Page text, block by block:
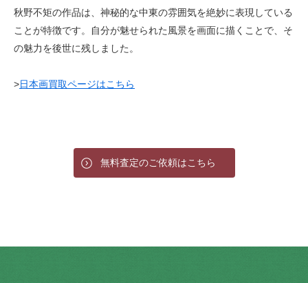
秋野不矩の作品は、神秘的な中東の雰囲気を絶妙に表現している
ことが特徴です。自分が魅せられた風景を画面に描くことで、そ
の魅力を後世に残しました。
>日本画買取ページはこちら
無料査定のご依頼はこちら